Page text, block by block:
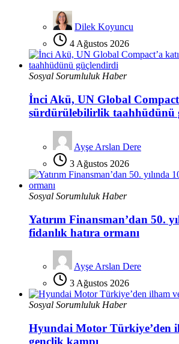
Dilek Koyuncu
4 Ağustos 2026
Sosyal Sorumluluk Haber
İnci Akü, UN Global
sürdürülebilirlik taahhüdünü
Ayşe Arslan Dere
3 Ağustos 2026
Sosyal Sorumluluk Haber
Yatırım Finansman’dan 50.
fidanlık hatıra ormanı
Ayşe Arslan Dere
3 Ağustos 2026
Sosyal Sorumluluk Haber
Hyundai Motor Türkiye’den
gençlik kampı